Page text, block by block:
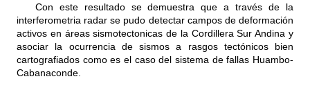
Con este resultado se demuestra que a través de la
interferometria radar se pudo detectar campos de deformación
activos en áreas sismotectonicas de la Cordillera Sur Andina y
asociar la ocurrencia de sismos a rasgos tectónicos bien
cartografiados como es el caso del sistema de fallas Huambo-
Cabanaconde.